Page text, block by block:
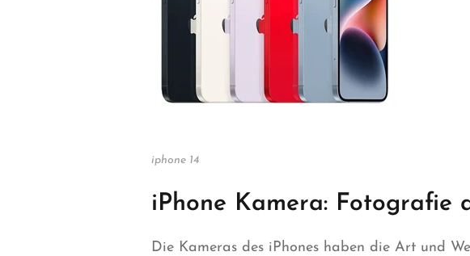
iphone 14
iPhone Kamera: Fotografie
Die Kameras des iPhones haben die Art und